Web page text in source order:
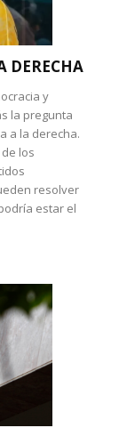
DERECHA
y
la pregunta
a la derecha.
los
resolver
estar el